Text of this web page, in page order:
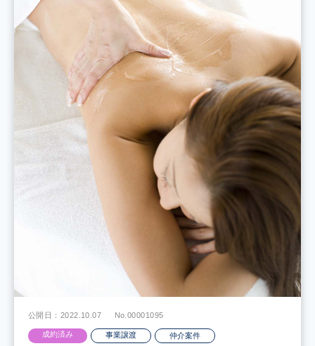
公開日：2022.10.07 No.00001095
成約済み 事業譲渡 仲介案件